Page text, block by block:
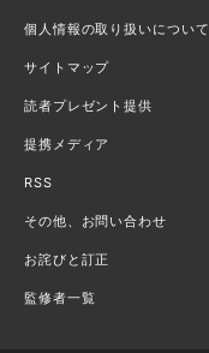
個人情報の取り扱いについて
サイトマップ
読者プレゼント提供
提携メディア
RSS
その他、お問い合わせ
お詫びと訂正
監修者一覧